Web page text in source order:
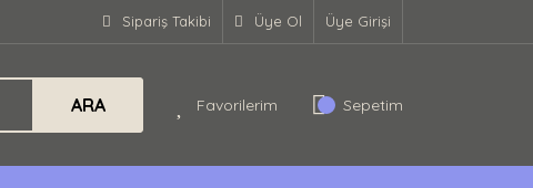
Sipariş Takibi Üye Ol Üye Girişi
ARA Favorilerim Sepetim